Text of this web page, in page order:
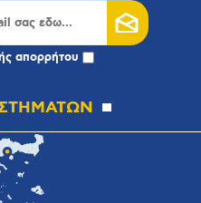
απορρήτου